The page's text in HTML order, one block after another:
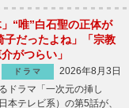
」“唯”白石聖の正体が
子だったよね」「宗教
がつらい」
ドラマ
2026年8月3日
ドラマ「一次元の挿し
本テレビ系）の第5話が、